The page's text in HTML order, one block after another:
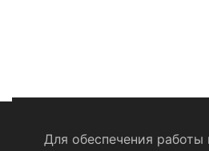
Для обеспечения